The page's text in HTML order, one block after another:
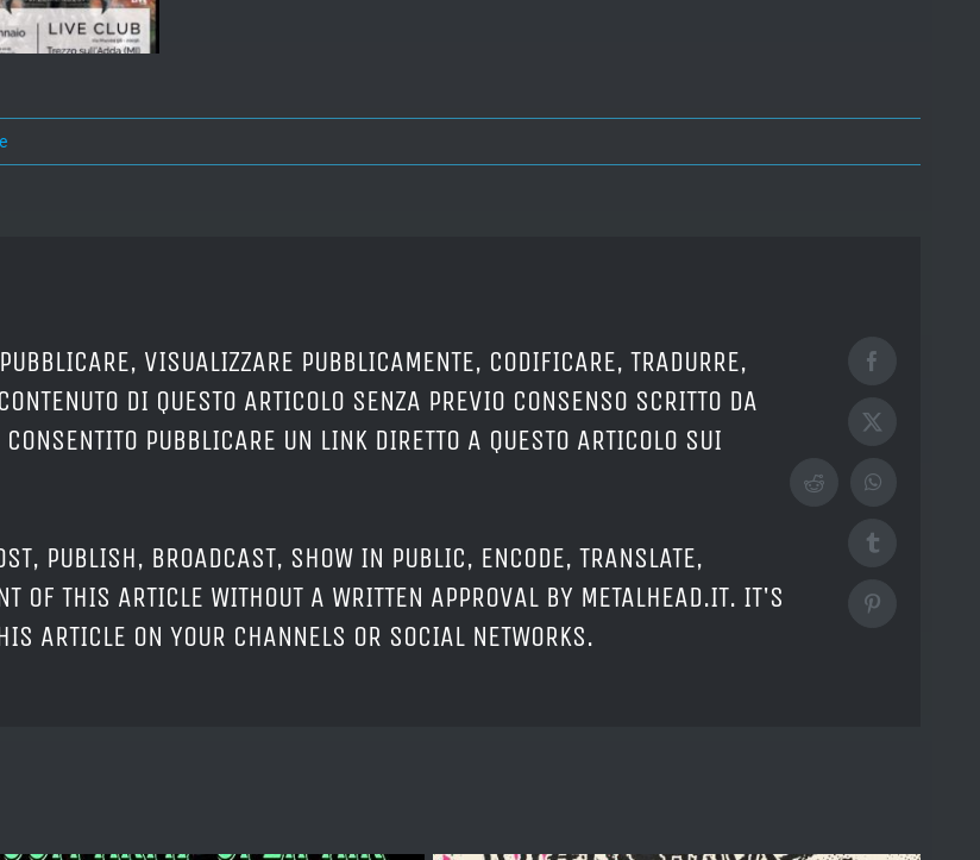
VISUALIZZARE PUBBLICAMENTE, CODIFICARE, TRADURRE,
DI QUESTO ARTICOLO SENZA PREVIO CONSENSO SCRITTO DA
PUBBLICARE UN LINK DIRETTO A QUESTO ARTICOLO SUI
PUBLISH, BROADCAST, SHOW IN PUBLIC, ENCODE, TRANSLATE,
OF THIS ARTICLE WITHOUT A WRITTEN APPROVAL BY METALHEAD.IT. IT'S
ARTICLE ON YOUR CHANNELS OR SOCIAL NETWORKS.
Facebook
X
RedditWhatsApp
Tumblr
Pinterest